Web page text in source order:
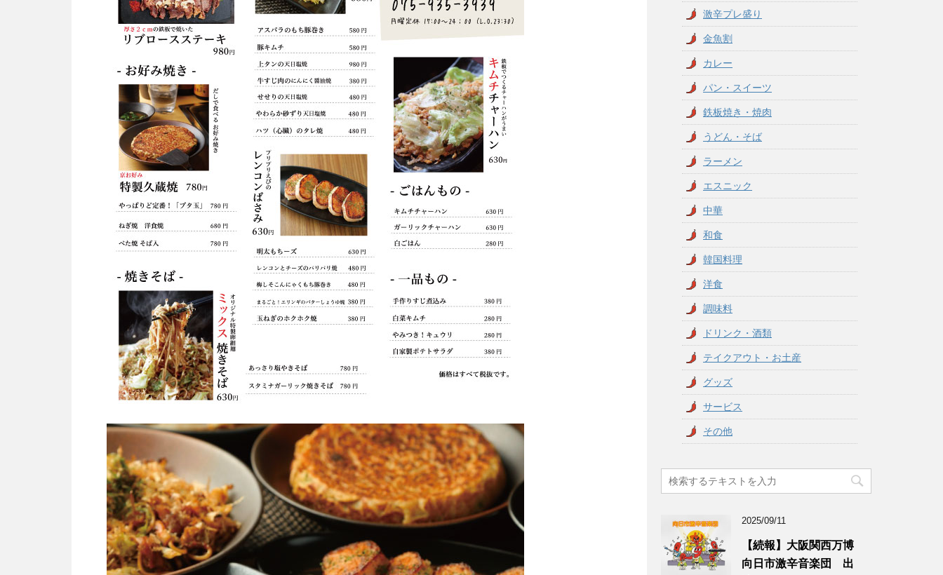
激辛プレ盛り
金魚割
カレー
パン・スイーツ
鉄板焼き・焼肉
うどん・そば
ラーメン
エスニック
中華
和食
韓国料理
洋食
調味料
ドリンク・酒類
テイクアウト・お土産
グッズ
サービス
その他
2025/09/11
【続報】大阪関西万博
向日市激辛音楽団 出